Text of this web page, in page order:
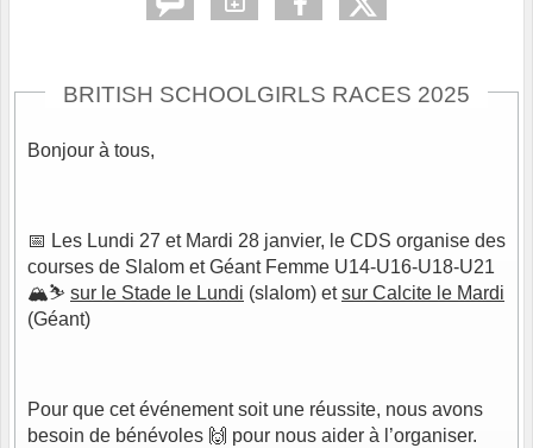
BRITISH SCHOOLGIRLS RACES 2025
Bonjour à tous,
📅 Les Lundi 27 et Mardi 28 janvier, le CDS organise des
courses de Slalom et Géant Femme U14-U16-U18-U21
🏔️⛷️ sur le Stade le Lundi (slalom) etsur Calcite le Mardi
(Géant)
Pour que cet événement soit une réussite, nous avons
besoin de bénévoles 🙌 pour nous aider à l’organiser.